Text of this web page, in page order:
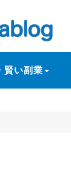
賢い副業